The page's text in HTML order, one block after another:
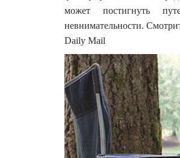
может постигнуть
невнимательности.
Daily Mail